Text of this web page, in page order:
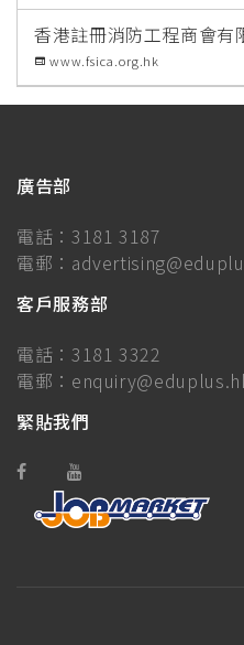
香港註冊消防工程商會有
www.fsica.org.hk
廣告部
電話： 3181 3187
電郵：
客戶服務部
電話： 3181 3322
電郵：
緊貼我們